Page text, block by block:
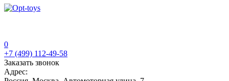
0
+7 (499) 112-49-58
Заказать звонок
Адрес: